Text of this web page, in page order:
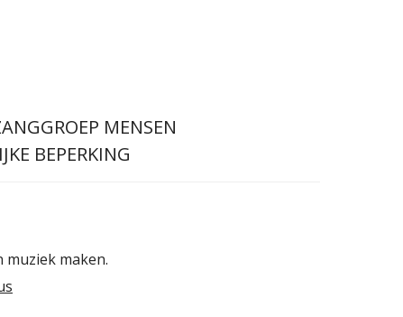
MENSEN
BEPERKING
muziek maken.